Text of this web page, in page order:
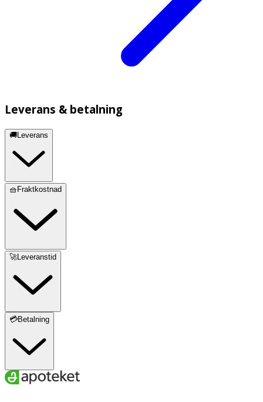
Leverans & betalning
🚚Leverans
🧺Fraktkostnad
🚀Leveranstid
💳Betalning